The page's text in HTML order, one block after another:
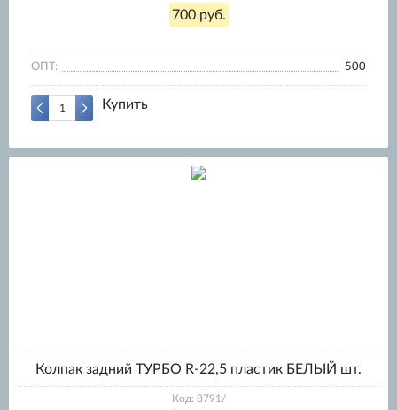
700 руб.
ОПТ: 500
Купить
Колпак задний ТУРБО R-22,5 пластик БЕЛЫЙ шт.
Код: 8791/